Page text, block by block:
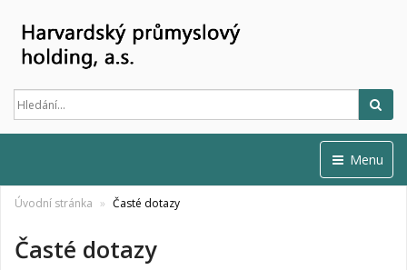
Menu
Úvodní stránka Časté dotazy
Časté dotazy